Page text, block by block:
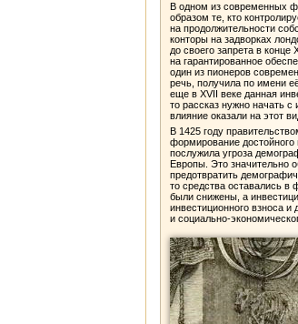
В одном из современных
образом те, кто
на продолжительности
конторы на задворках
до своего запрета в
на гарантированное
один из пионеров
речь, получила по имени
еще в XVII веке данная
то рассказ нужно начать
влияние оказали на этот
В 1425 году
формирование достойного
послужила угроза
Европы. Это значительно
предотвратить
то средства оставались в
были снижены, а
инвестиционного взноса
и социально-